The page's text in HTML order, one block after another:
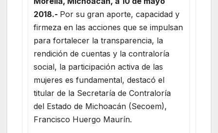
2018.- Por su gran aporte, capacidad y
firmeza en las acciones que se impulsan
para fortalecer la transparencia, la
rendición de cuentas y la contraloría
social, la participación activa de las
mujeres es fundamental, destacó el
titular de la Secretaría de Contraloría
del Estado de Michoacán (Secoem),
Francisco Huergo Maurín.